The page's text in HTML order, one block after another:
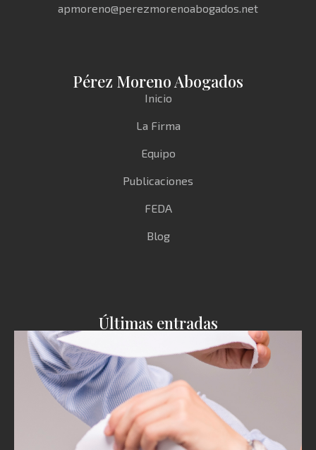
apmoreno@perezmorenoabogados.net
Pérez Moreno Abogados
Inicio
La Firma
Equipo
Publicaciones
FEDA
Blog
Últimas entradas